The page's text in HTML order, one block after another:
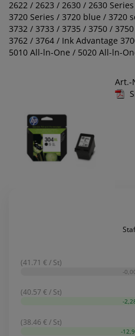
2622 / 2623 / 2630 / 2630
3720 Series / 3720 blue / 3720
3732 / 3733 / 3735 / 3750 /
3762 / 3764 / Ink Advantage
5010 All-ln-One / 5020 All-ln-
Art.-
(41.71 € / St)
-
(40.57 € / St)
-
(38.46 € / St)
-